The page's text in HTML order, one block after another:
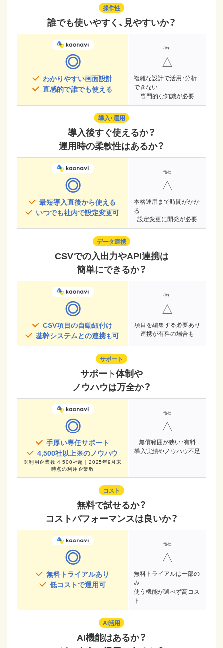
操作性
誰でも使いやすく、見やすいか？
◎
わかりやすい画面設計
直感的で誰でも使える
△
複雑な設計で活用・分析
できない
専門的な知識が必要
導入・運用
導入後すぐ使えるか？
運用時の柔軟性はあるか？
◎
最短導入直後から使える
いつでも社内で設定変更可
△
本格運用まで時間がかか
る
設定変更に開発が必要
データ連携
CSVでの入出力やAPI連携は
簡単にできるか？
◎
CSV項目の自動紐付け
基幹システムとの連携も可
△
項目を編集する必要あり
連携が有料の場合も
サポート
サポート体制や
ノウハウは万全か？
◎
手厚い専任サポート
4,500社以上※のノウハウ
※利用企業数 4,500社超｜2025年9月末
時点の利用企業数
△
無償範囲が狭い・有料
導入実績やノウハウ不足
コスト
無料で試せるか？
コストパフォーマンスは良いか？
◎
無料トライアルあり
低コストで運用可
△
無料トライアルは一部の
み
使う機能が選べず高コス
ト
AI活用
AI機能はあるか？